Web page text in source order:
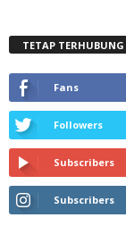
TETAP TERHUBUNG
Fans
Followers
Subscribers
Subscribers